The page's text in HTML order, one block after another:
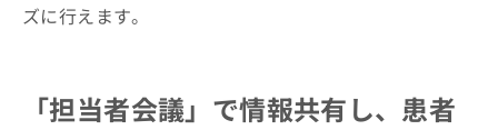
ズに行えます。
「担当者会議」で情報共有し、患者